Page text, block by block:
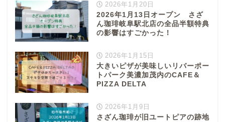
2026年1月20日
2026年1月13日オープン さざ
ん珈琲岐阜駅北店の全品半額特典
の影響はすごかった！
2026年1月15日
大きいピザが美味しいリバーポー
トパーク美濃加茂内のCAFE＆
PIZZA DELTA
2026年1月9日
さざん珈琲が旧ユートピアの跡地